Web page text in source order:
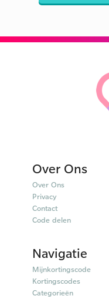
Over Ons
Over Ons
Privacy
Contact
Code delen
Navigatie
Mijnkortingscode
Kortingscodes
Categorieën